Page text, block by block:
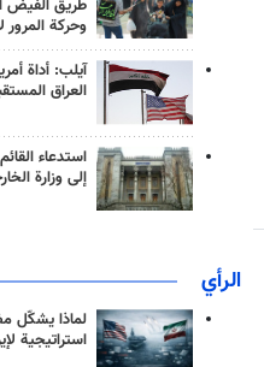
طريق الفيض
وحركة المرور
آيلب: أداة
العراق
استدعاء
إلى وزارة
الرأي
لماذا يشكّل
استراتيجية